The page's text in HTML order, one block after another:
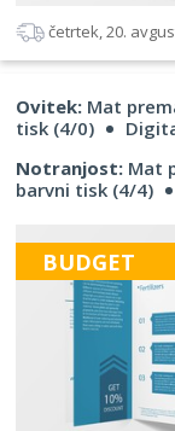
četrtek, 20.
Ovitek: Mat
tisk (4/0)
Notranjost: Mat
barvni tisk (4/4)
BUDGET